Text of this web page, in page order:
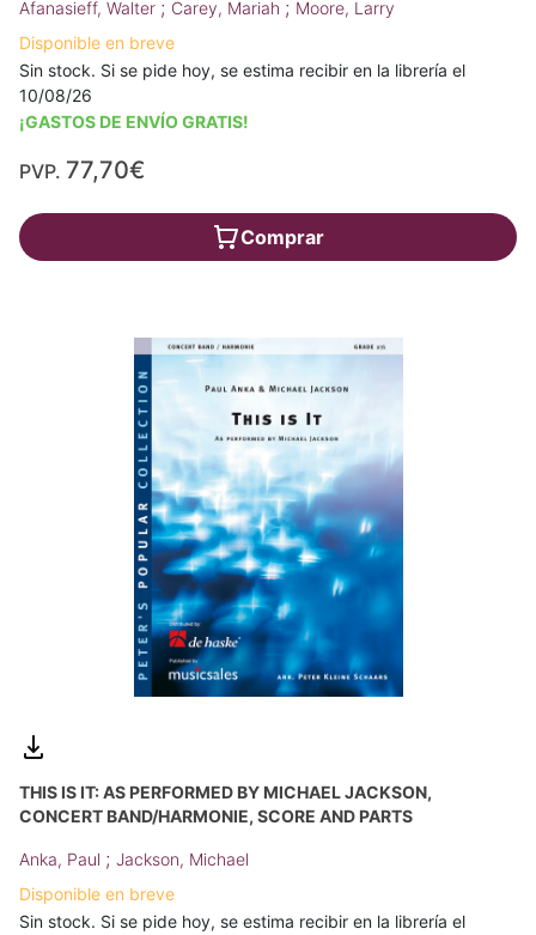
Afanasieff, Walter ; Carey, Mariah ; Moore, Larry
Disponible en breve
Sin stock. Si se pide hoy, se estima recibir en la librería el
10/08/26
¡GASTOS DE ENVÍO GRATIS!
PVP. 77,70€
Comprar
THIS IS IT: AS PERFORMED BY MICHAEL JACKSON,
CONCERT BAND/HARMONIE, SCORE AND PARTS
Anka, Paul ; Jackson, Michael
Disponible en breve
Sin stock. Si se pide hoy, se estima recibir en la librería el